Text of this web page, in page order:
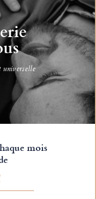
universelle
mois